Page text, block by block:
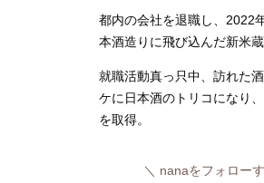
都内の会社を退職し、2022
本酒造りに飛び込んだ新米蔵
就職活動真っ只中、訪れた
ケに日本酒のトリコになり
を取得。
nanaをフォロー